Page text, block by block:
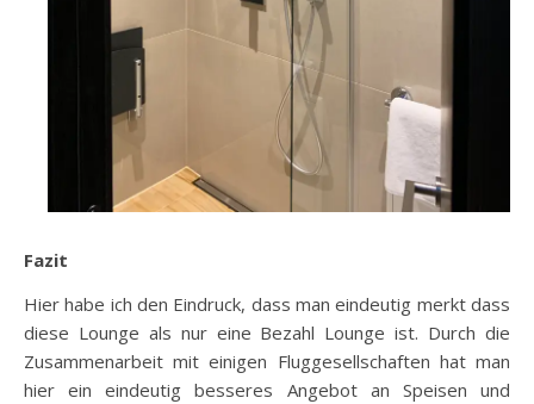
Fazit
Hier habe ich den Eindruck, dass man eindeutig merkt dass
diese Lounge als nur eine Bezahl Lounge ist. Durch die
Zusammenarbeit mit einigen Fluggesellschaften hat man
hier ein eindeutig besseres Angebot an Speisen und